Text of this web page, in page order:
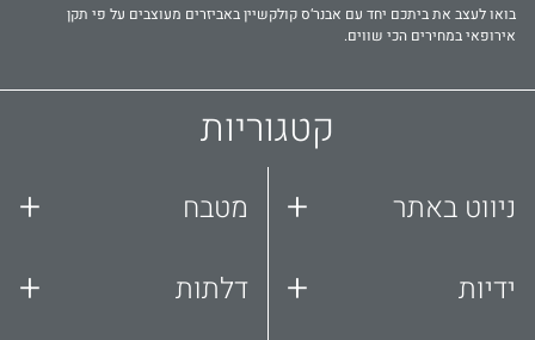
בואו לעצב את ביתכם יחד עם אבנר‘ס קולקשיין באביזרים מעוצבים על פי תקן
אירופאי במחירים הכי שווים.
קטגוריות
ניווט באתר +
ידיות +
מטבח +
דלתות +